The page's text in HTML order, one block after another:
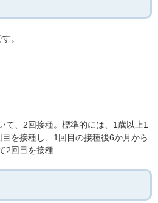
。
て、2回接種。標準的には、1歳以上1
を接種し、1回目の接種後6か月から
2回目を接種